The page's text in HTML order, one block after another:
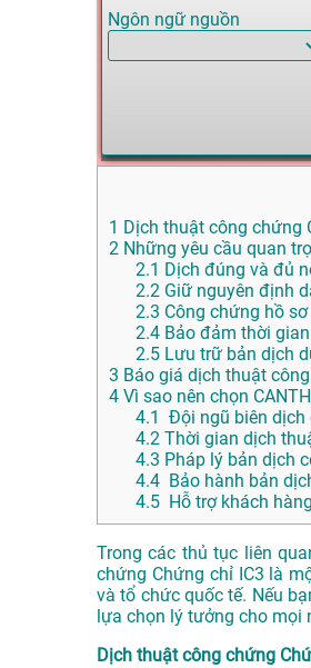
Ngôn ngữ nguồn
1 Dịch thuật công chứng
2 Những yêu cầu quan
2.1 Dịch đúng và đủ
2.2 Giữ nguyên định
2.3 Công chứng hồ
2.4 Bảo đảm thời
2.5 Lưu trữ bản dịch
3 Báo giá dịch thuật
4 Vì sao nên chọn
4.1
Đội ngũ biên dịch
4.2 Thời gian dịch
4.3 Pháp lý bản dịch
4.4 Bảo hành bản
4.5 Hỗ trợ khách
Trong các thủ tục liên
chứng Chứng chỉ IC3 là
và tổ chức quốc tế. Nếu
lựa chọn lý tưởng cho mọi
Dịch thuật công chứng